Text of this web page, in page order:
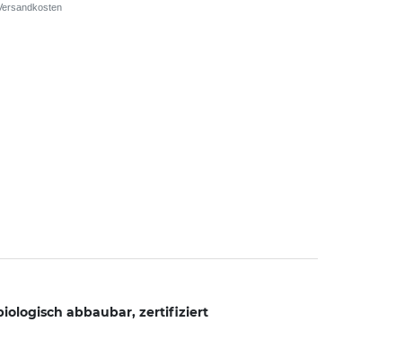
abbaubar, zertifiziert